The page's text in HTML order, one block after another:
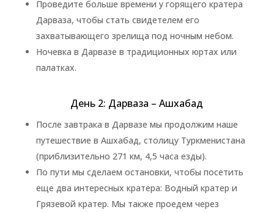
Проведите больше времени у горящего кратера
Дарваза, чтобы стать свидетелем его
захватывающего зрелища под ночным небом.
Ночевка в Дарвазе в традиционных юртах или
палатках.
День 2: Дарваза – Ашхабад
После завтрака в Дарвазе мы продолжим наше
путешествие в Ашхабад, столицу Туркменистана
(приблизительно 271 км, 4,5 часа езды).
По пути мы сделаем остановки, чтобы посетить
еще два интересных кратера: Водный кратер и
Грязевой кратер. Мы также проедем через